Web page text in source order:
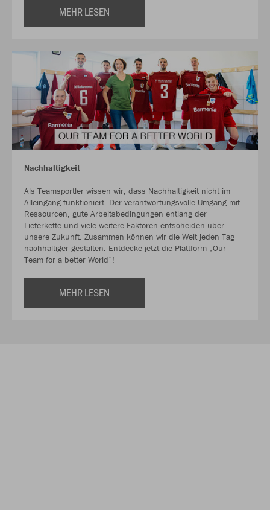
MEHR LESEN
Nachhaltigkeit
Als Teamsportler wissen wir, dass Nachhaltigkeit nicht im
Alleingang funktioniert. Der verantwortungsvolle Umgang mit
Ressourcen, gute Arbeitsbedingungen entlang der
Lieferkette und viele weitere Faktoren entscheiden über
unsere Zukunft. Zusammen können wir die Welt jeden Tag
nachhaltiger gestalten. Entdecke jetzt die Plattform „Our
Team for a better World“!
MEHR LESEN